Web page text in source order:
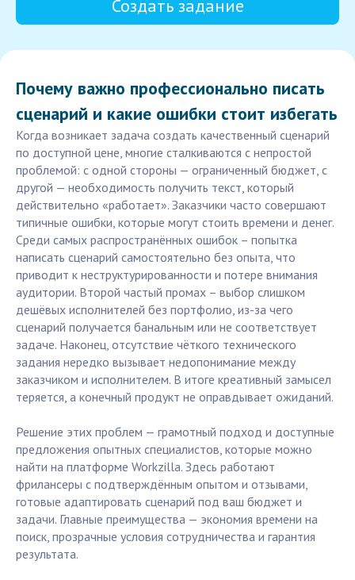
Создать задание
Почему важно профессионально писать
сценарий и какие ошибки стоит избегать
Когда возникает задача создать качественный сценарий
по доступной цене, многие сталкиваются с непростой
проблемой: с одной стороны — ограниченный бюджет, с
другой — необходимость получить текст, который
действительно «работает». Заказчики часто совершают
типичные ошибки, которые могут стоить времени и денег.
Среди самых распространённых ошибок – попытка
написать сценарий самостоятельно без опыта, что
приводит к неструктурированности и потере внимания
аудитории. Второй частый промах – выбор слишком
дешёвых исполнителей без портфолио, из-за чего
сценарий получается банальным или не соответствует
задаче. Наконец, отсутствие чёткого технического
задания нередко вызывает недопонимание между
заказчиком и исполнителем. В итоге креативный замысел
теряется, а конечный продукт не оправдывает ожиданий.
Решение этих проблем — грамотный подход и доступные
предложения опытных специалистов, которые можно
найти на платформе Workzilla. Здесь работают
фрилансеры с подтверждённым опытом и отзывами,
готовые адаптировать сценарий под ваш бюджет и
задачи. Главные преимущества — экономия времени на
поиск, прозрачные условия сотрудничества и гарантия
результата.